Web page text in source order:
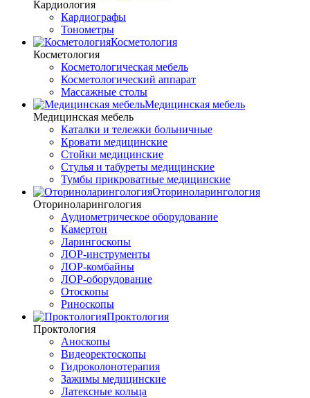
Кардиология
Кардиографы
Тонометры
Косметология
Косметология
Косметологическая мебель
Косметологический аппарат
Массажные столы
Медицинская мебель
Медицинская мебель
Каталки и тележки больничные
Кровати медицинские
Стойки медицинские
Стулья и табуреты медицинские
Тумбы прикроватные медицинские
Оториноларингология
Оториноларингология
Аудиометрическое оборудование
Камертон
Ларингоскопы
ЛОР-инструменты
ЛОР-комбайны
ЛОР-оборудование
Отоскопы
Риноскопы
Проктология
Проктология
Аноскопы
Видеоректоскопы
Гидроколонотерапия
Зажимы медицинские
Латексные кольца